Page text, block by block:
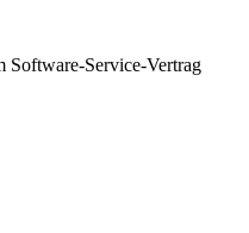
Service-Vertrag